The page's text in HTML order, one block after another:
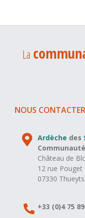
La
NOUS CONTACTER
Ardèche des
Château de
12 rue Pouget
07330 Thueyts
+33 (0)4 75